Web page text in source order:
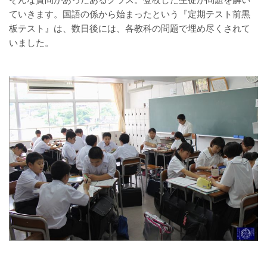
ていきます。国語の係から始まったという『定期テスト前黒
板テスト』は、数日後には、各教科の問題で埋め尽くされて
いました。